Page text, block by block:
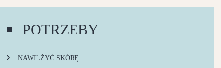
POTRZEBY
NAWILŻYĆ SKÓRĘ